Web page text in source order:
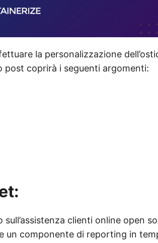
la personalizzazione
post coprirà i seguenti argomenti:
clienti online open
un componente di reporting in